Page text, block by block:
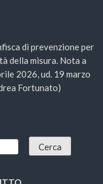
di prevenzione per
della misura. Nota a
2026, ud. 19 marzo
Fortunato)